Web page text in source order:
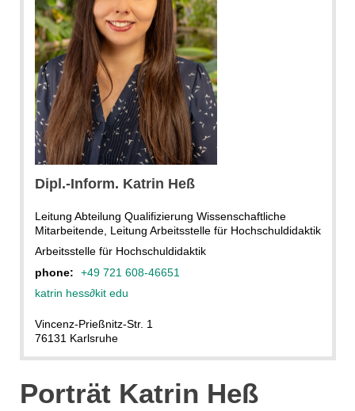
Dipl.-Inform. Katrin Heß
Leitung Abteilung Qualifizierung Wissenschaftliche
Mitarbeitende, Leitung Arbeitsstelle für Hochschuldidaktik
Arbeitsstelle für Hochschuldidaktik
phone:
+49 721 608-46651
katrin hess∂kit edu
Vincenz-Prießnitz-Str. 1
76131 Karlsruhe
Porträt Katrin Heß